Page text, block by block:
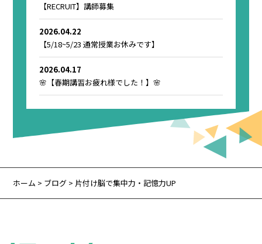
【RECRUIT】講師募集
2026.04.22
【5/18~5/23 通常授業お休みです】
2026.04.17
🌸【春期講習お疲れ様でした！】🌸
ホーム > ブログ > 片付け脳で集中力・記憶力UP